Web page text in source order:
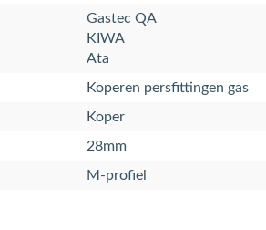
Gastec QA
KIWA
Ata
Koperen persfittingen gas
Koper
28mm
M-profiel